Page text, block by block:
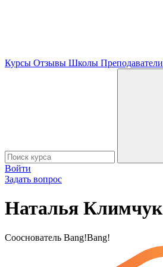
Курсы Отзывы Школы Преподаватели
Войти
Задать вопрос
Наталья Климчук
Сооснователь Bang!Bang!